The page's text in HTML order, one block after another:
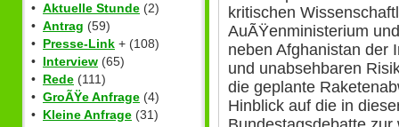
• Aktuelle Stunde (2)
• Antrag (59)
• Presse-Link + (108)
• Interview (65)
• Rede (111)
• GroÃŸe Anfrage (4)
• Kleine Anfrage (31)
kritischen
AuÃŸenministerium
neben Afghanistan der
und unabsehbaren
die geplante
Hinblick auf die in